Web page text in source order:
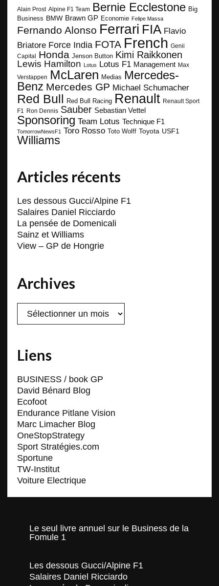
Alain Prost Alpine F1 Team Bernie Ecclestone Big
Business BMW Brawn GP Economie Felipe Massa
Fernando Alonso Ferrari FIA Flavio
Briatore Force India FOTA French Genii
Capital
Honda Jenson Button Kimi Raikkonen
Lewis Hamilton Lotus Lotus F1 Management Max
Verstappen McLaren Medias
Mercedes-
Benz Mercedes GP Michael Schumacher
Red Bull Red Bull Racing Renault Renault Sport
F1 Ron Dennis Sauber Sebastian Vettel
Sponsoring Team Lotus Technique F1
TomorrowNewsF1 Toro Rosso Toto Wolff Toyota USF1
Williams
Articles récents
Les dessous Gucci/Alpine F1
Salaires Daniel Ricciardo
La pensée de Domenicali
Sainz et Williams
View – GP de Hongrie
Archives
Liens
BUSINESS / book GP
David Bénard Blog
Ecofoot
Endurance Pitlane Vision
Marc Limacher Blog
OneStopStrategy
Sport Stratégies.com
Sportune
TW-Institut
Voiture Electrique
Le seul livre annuel sur le Business de la
Fomule 1
Les dessous Gucci/Alpine F1
Salaires Daniel Ricciardo